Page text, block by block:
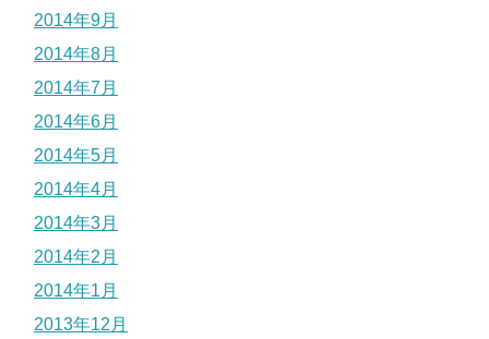
2014年9月
2014年8月
2014年7月
2014年6月
2014年5月
2014年4月
2014年3月
2014年2月
2014年1月
2013年12月